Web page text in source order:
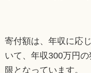
寄付額は、年収に応
いて、年収300万円
限となっています。